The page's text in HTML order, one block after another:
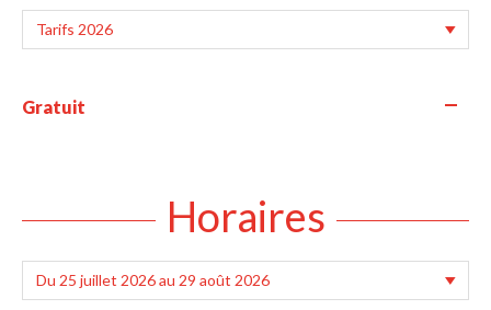
Gratuit —
Horaires